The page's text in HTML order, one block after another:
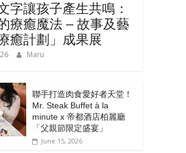
字讓孩子產生共鳴：
療癒魔法 – 故事及藝
癒計劃」成果展
Maru
聯手打造肉食愛好者天堂！
Mr. Steak Buffet à la
minute x 帝都酒店柏麗廳
「⽗親節限定盛宴」
June 15, 2026